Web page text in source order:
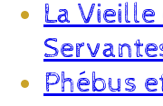
La
Phébus